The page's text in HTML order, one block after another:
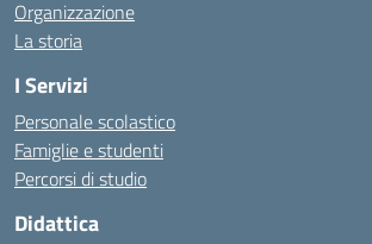
Organizzazione
La storia
I Servizi
Personale scolastico
Famiglie e studenti
Percorsi di studio
Didattica